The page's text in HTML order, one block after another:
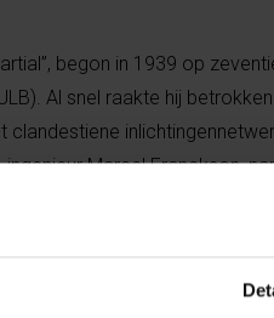
begon in 1939 op
Al snel raakte hij
clandestiene
ingenieur Marcel Franckson,
niet tot het